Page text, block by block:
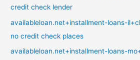
credit check lender
availableloan.net+installment-loans-
no credit check places
availableloan.net+installment-loans-